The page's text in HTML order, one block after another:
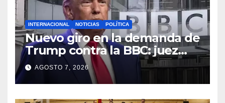
INTERNACIONAL NOTICIAS POLÍTICA
Nuevo giro en la demanda de
Trump contra la BBC: juez
congela entrega de registros
financieros
AGOSTO 7, 2026